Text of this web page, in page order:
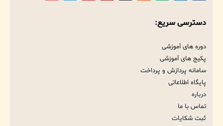
دسترسی سریع:
دوره های آموزشی
پکیج های آموزشی
سامانه پردازش و پرداخت
پایگاه اطلاعاتی
درباره
تماس با ما
ثبت شکایات